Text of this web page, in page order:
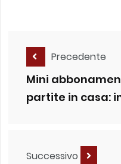
Precedente
Mini
partite in casa:
Successivo